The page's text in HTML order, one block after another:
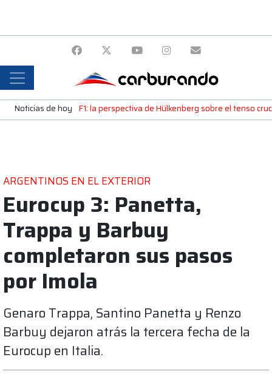
Noticias de hoy F1: la perspectiva de Hülkenberg sobre el tenso
ARGENTINOS EN EL EXTERIOR
Eurocup 3: Panetta,
Trappa y Barbuy
completaron sus pasos
por Imola
Genaro Trappa, Santino Panetta y Renzo
Barbuy dejaron atrás la tercera fecha de la
Eurocup en Italia.